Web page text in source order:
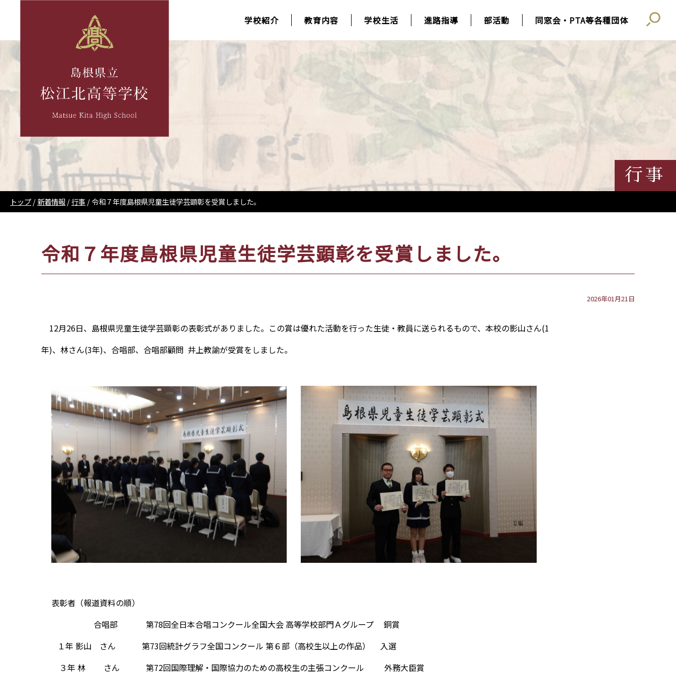
学校紹介
教育内容 学校生活 進路指導 部活動 同窓会・PTA等各種団体
行事
現
在
トップ/新着情報/行事/令和７年度島根県児童生徒学芸顕彰を受賞しました。
令和７年度島根県児童生徒学芸顕彰を受賞しました。
2026年01月21日
12月26日、島根県児童生徒学芸顕彰の表彰式がありました。この賞は優れた活動を行った生徒・教員に送られるもので、本校の影山さん(1
年)、林さん(3年)、合唱部、合唱部顧問 井上教諭が受賞をしました。
表彰者（報道資料の順）
合唱部 第78回全日本合唱コンクール全国大会 高等学校部門Ａグループ 銅賞
１年 影山 さん 第73回統計グラフ全国コンクール 第６部（高校生以上の作品） 入選
３年 林 さん 第72回国際理解・国際協力のための高校生の主張コンクール 外務大臣賞